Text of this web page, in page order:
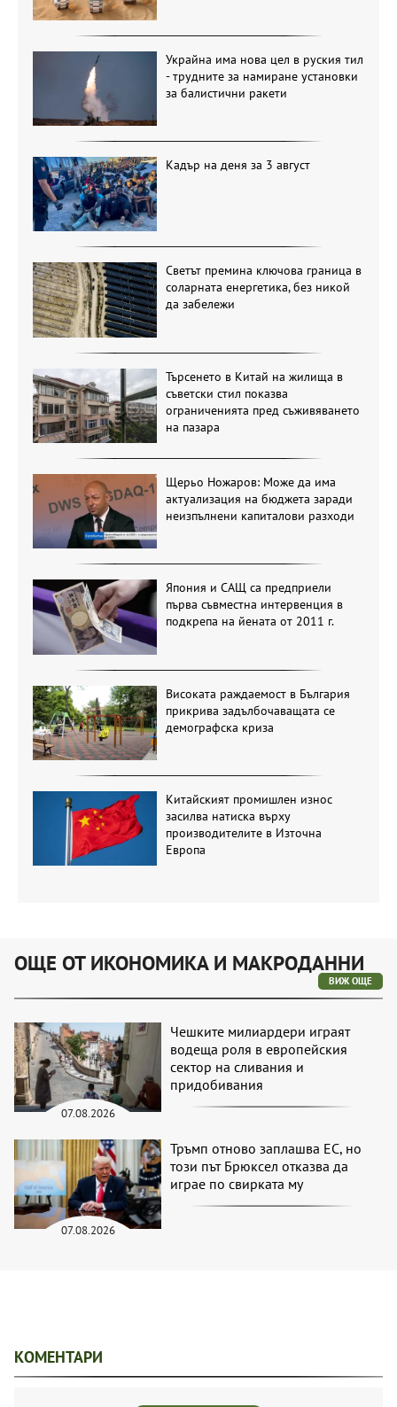
Украйна има нова цел в руския тил
- трудните за намиране установки
за балистични ракети
Кадър на деня за 3 август
Светът премина ключова граница в
соларната енергетика, без никой
да забележи
Търсенето в Китай на жилища в
съветски стил показва
ограниченията пред съживяването
на пазара
Щерьо Ножаров: Може да има
актуализация на бюджета заради
неизпълнени капиталови разходи
Япония и САЩ са предприели
първа съвместна интервенция в
подкрепа на йената от 2011 г.
Високата раждаемост в България
прикрива задълбочаващата се
демографска криза
Китайският промишлен износ
засилва натиска върху
производителите в Източна
Европа
ОЩЕ ОТ ИКОНОМИКА И МАКРОДАННИ
ВИЖ ОЩЕ
07.08.2026
Чешките милиардери играят
водеща роля в европейския
сектор на сливания и
придобивания
07.08.2026
Тръмп отново заплашва ЕС, но
този път Брюксел отказва да
играе по свирката му
КОМЕНТАРИ